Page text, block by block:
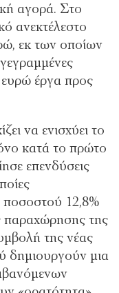
αγορά. Στο
ανεκτέλεστο
εκ των οποίων
ευρώ έργα προς
να ενισχύει το
κατά το πρώτο
επενδύσεις
ποσοστού 12,8%
της
της νέας
δημιουργούν μια